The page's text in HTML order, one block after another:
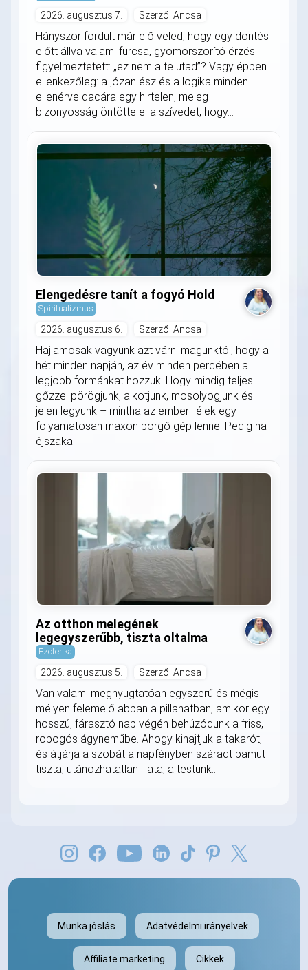
2026. augusztus 7. Szerző: Ancsa
Hányszor fordult már elő veled, hogy egy döntés
előtt állva valami furcsa, gyomorszorító érzés
figyelmeztetett: „ez nem a te utad”? Vagy éppen
ellenkezőleg: a józan ész és a logika minden
ellenérve dacára egy hirtelen, meleg
bizonyosság öntötte el a szívedet, hogy...
Elengedésre tanít a fogyó Hold
Spiritualizmus
2026. augusztus 6. Szerző: Ancsa
Hajlamosak vagyunk azt várni magunktól, hogy a
hét minden napján, az év minden percében a
legjobb formánkat hozzuk. Hogy mindig teljes
gőzzel pörögjünk, alkotjunk, mosolyogjunk és
jelen legyünk – mintha az emberi lélek egy
folyamatosan maxon pörgő gép lenne. Pedig ha
éjszaka...
Az otthon melegének
legegyszerűbb, tiszta oltalma
Ezoterika
2026. augusztus 5. Szerző: Ancsa
Van valami megnyugtatóan egyszerű és mégis
mélyen felemelő abban a pillanatban, amikor egy
hosszú, fárasztó nap végén behúzódunk a friss,
ropogós ágyneműbe. Ahogy kihajtjuk a takarót,
és átjárja a szobát a napfényben száradt pamut
tiszta, utánozhatatlan illata, a testünk...
Munka jóslás Adatvédelmi irányelvek
Affiliate marketing Cikkek